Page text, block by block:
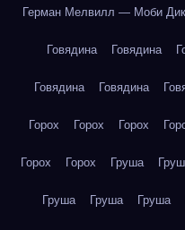
Герман Мелвилл — Моби Дик
Говядина Говядина
Говядина Говядина
Горох Горох Горох
Горох Горох Груша
Груша Груша Груша